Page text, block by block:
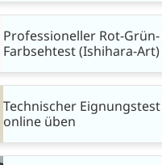
Professioneller Rot-Grün-
Farbsehtest (Ishihara-Art)
Technischer
online üben